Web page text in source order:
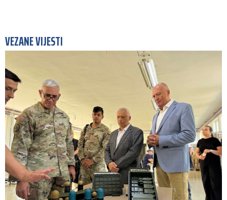
VEZANE VIJESTI